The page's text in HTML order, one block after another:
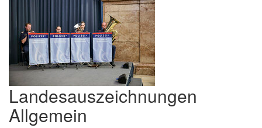
Landesauszeichnungen
Allgemein